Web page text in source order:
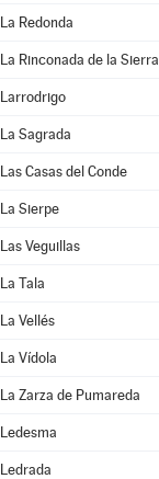
La Redonda
La Rinconada de la Sierra
Larrodrigo
La Sagrada
Las Casas del Conde
La Sierpe
Las Veguillas
La Tala
La Vellés
La Vídola
La Zarza de Pumareda
Ledesma
Ledrada